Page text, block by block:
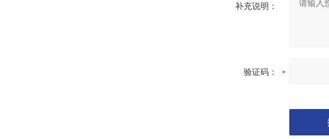
补充说明：
验证码：